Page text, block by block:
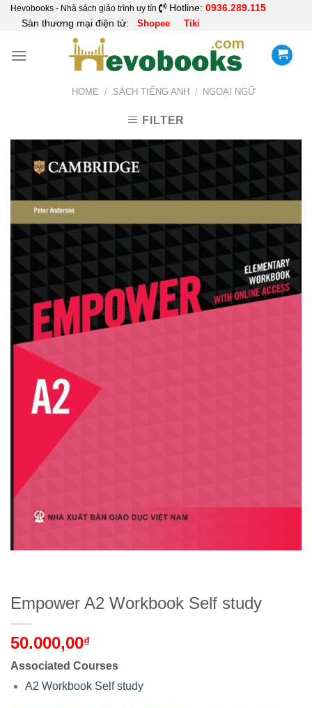
SkipHevobooks - Nhà sách giáo trình uy tín Hotline: 0936.289.115
Sàn thương mại điện tử: Shopee Tiki
HOME / SÁCH TIẾNG ANH / NGOẠI NGỮ
FILTER
Empower A2 Workbook Self study
50.000,00₫
Associated Courses
A2 Workbook Self study